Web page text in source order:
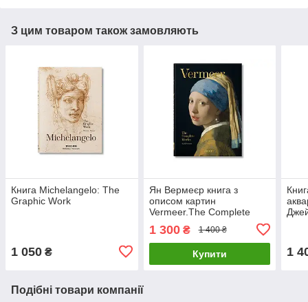
З цим товаром також замовляють
Книга Michelangelo: The
Graphic Work
1 050 ₴
Ян Вермеєр книга з
описом картин
Vermeer.The Complete
Works. Karl Schutz Великі
художники книги про
живопис
1 300₴ 1 400 ₴
Купити 1
Подібні товари компанії